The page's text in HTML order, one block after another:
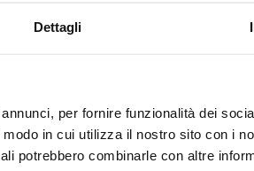
Dettagli
per fornire funzionalità dei
in cui utilizza il nostro sito con i
potrebbero combinarle con altre